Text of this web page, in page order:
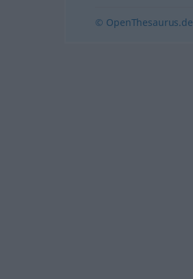
© OpenThesaurus.de